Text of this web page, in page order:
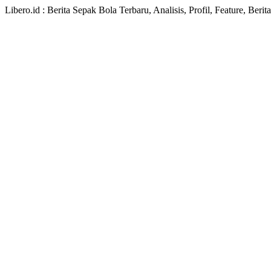
Libero.id : Berita Sepak Bola Terbaru, Analisis, Profil, Feature,